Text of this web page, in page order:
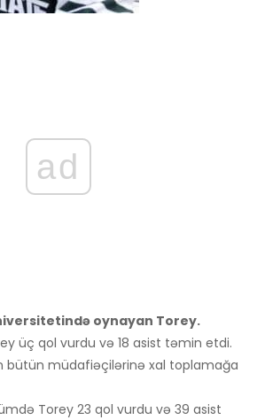
ad
oynayan Torey.
üç qol vurdu və 18 asist təmin etdi.
bütün müdafiəçilərinə xal toplamağa
Torey 23 qol vurdu və 39 asist